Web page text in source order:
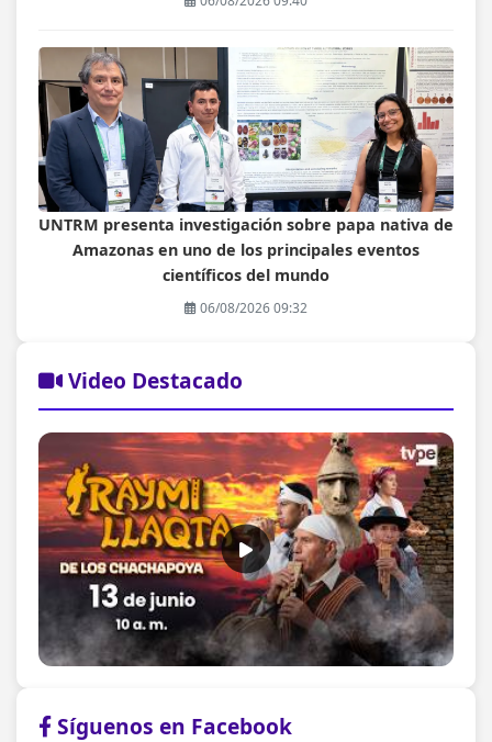
UNTRM presenta investigación sobre papa nativa de
Amazonas en uno de los principales eventos
científicos del mundo
06/08/2026 09:32
Video Destacado
Síguenos en Facebook